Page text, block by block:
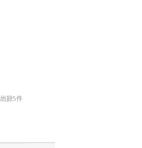
尚餘5件